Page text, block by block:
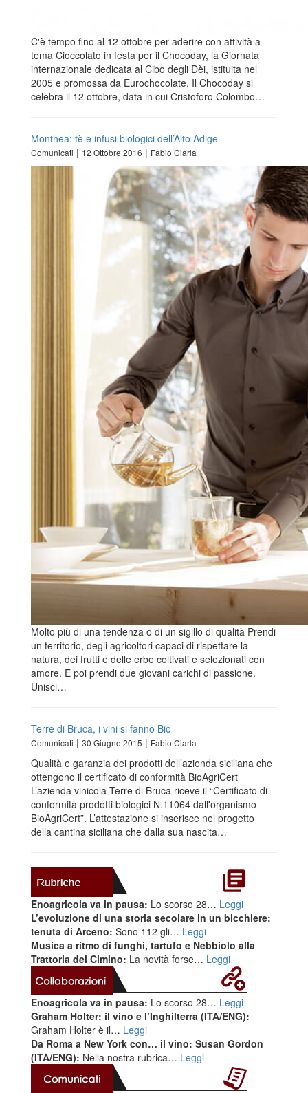
C'è tempo fino al 12 ottobre per aderire con attività a
tema Cioccolato in festa per il Chocoday, la Giornata
internazionale dedicata al Cibo degli Dèi, istituita nel
2005 e promossa da Eurochocolate. Il Chocoday si
celebra il 12 ottobre, data in cui Cristoforo Colombo…
Monthea: tè e infusi biologici dell’Alto Adige
Comunicati | 12 Ottobre 2016 | Fabio Ciarla
Molto più di una tendenza o di un sigillo di qualità Prendi
un territorio, degli agricoltori capaci di rispettare la
natura, dei frutti e delle erbe coltivati e selezionati con
amore. E poi prendi due giovani carichi di passione.
Unisci…
Terre di Bruca, i vini si fanno Bio
Comunicati | 30 Giugno 2015 | Fabio Ciarla
Qualità e garanzia dei prodotti dell’azienda siciliana che
ottengono il certificato di conformità BioAgriCert
L’azienda vinicola Terre di Bruca riceve il “Certificato di
conformità prodotti biologici N.11064 dall'organismo
BioAgriCert”. L’attestazione si inserisce nel progetto
della cantina siciliana che dalla sua nascita…
Enoagricola va in pausa: Lo scorso 28… Leggi
L’evoluzione di una storia secolare in un bicchiere:
tenuta di Arceno: Sono 112 gli… Leggi
Musica a ritmo di funghi, tartufo e Nebbiolo alla
Trattoria del Cimino: La novità forse… Leggi
Enoagricola va in pausa: Lo scorso 28… Leggi
Graham Holter: il vino e l’Inghilterra (ITA/ENG):
Graham Holter è il… Leggi
Da Roma a New York con… il vino: Susan Gordon
(ITA/ENG): Nella nostra rubrica… Leggi